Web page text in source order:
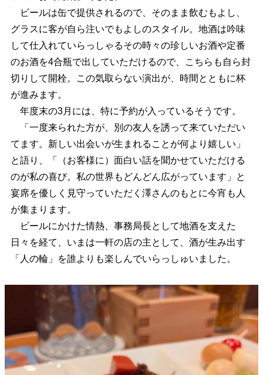
ビールは缶で提供されるので、そのまま飲むもよし、
グラスに客が自ら注いでもよしのスタイル。地酒は吟味
して仕入れていらっしゃるその時々の珍しいお酒や定番
のお酒を4合瓶で出していただけるので、こちらも自ら封
切りして開栓。この気取らない演出が、時間とともに杯
が進みます。
年度末の3月には、特に予約が入っているそうです。
「一度来られた方が、別の友人を誘って来ていただい
てます。新しい出会いが生まれることが何より嬉しい」
と語り、「（お客様に）面白い話を聞かせていただける
のが私の喜び。私の世界もどんどん広がっています」と
宴席を優しく見守っていただく澤さんのもとに今宵も人
が集まります。
ビールにかけた情熱、事務局長として地酒を支えた
日々を経て、いまは一軒の店の主として、酒が生み出す
「人の輪」を誰よりも楽しんでいらっしゅいました。